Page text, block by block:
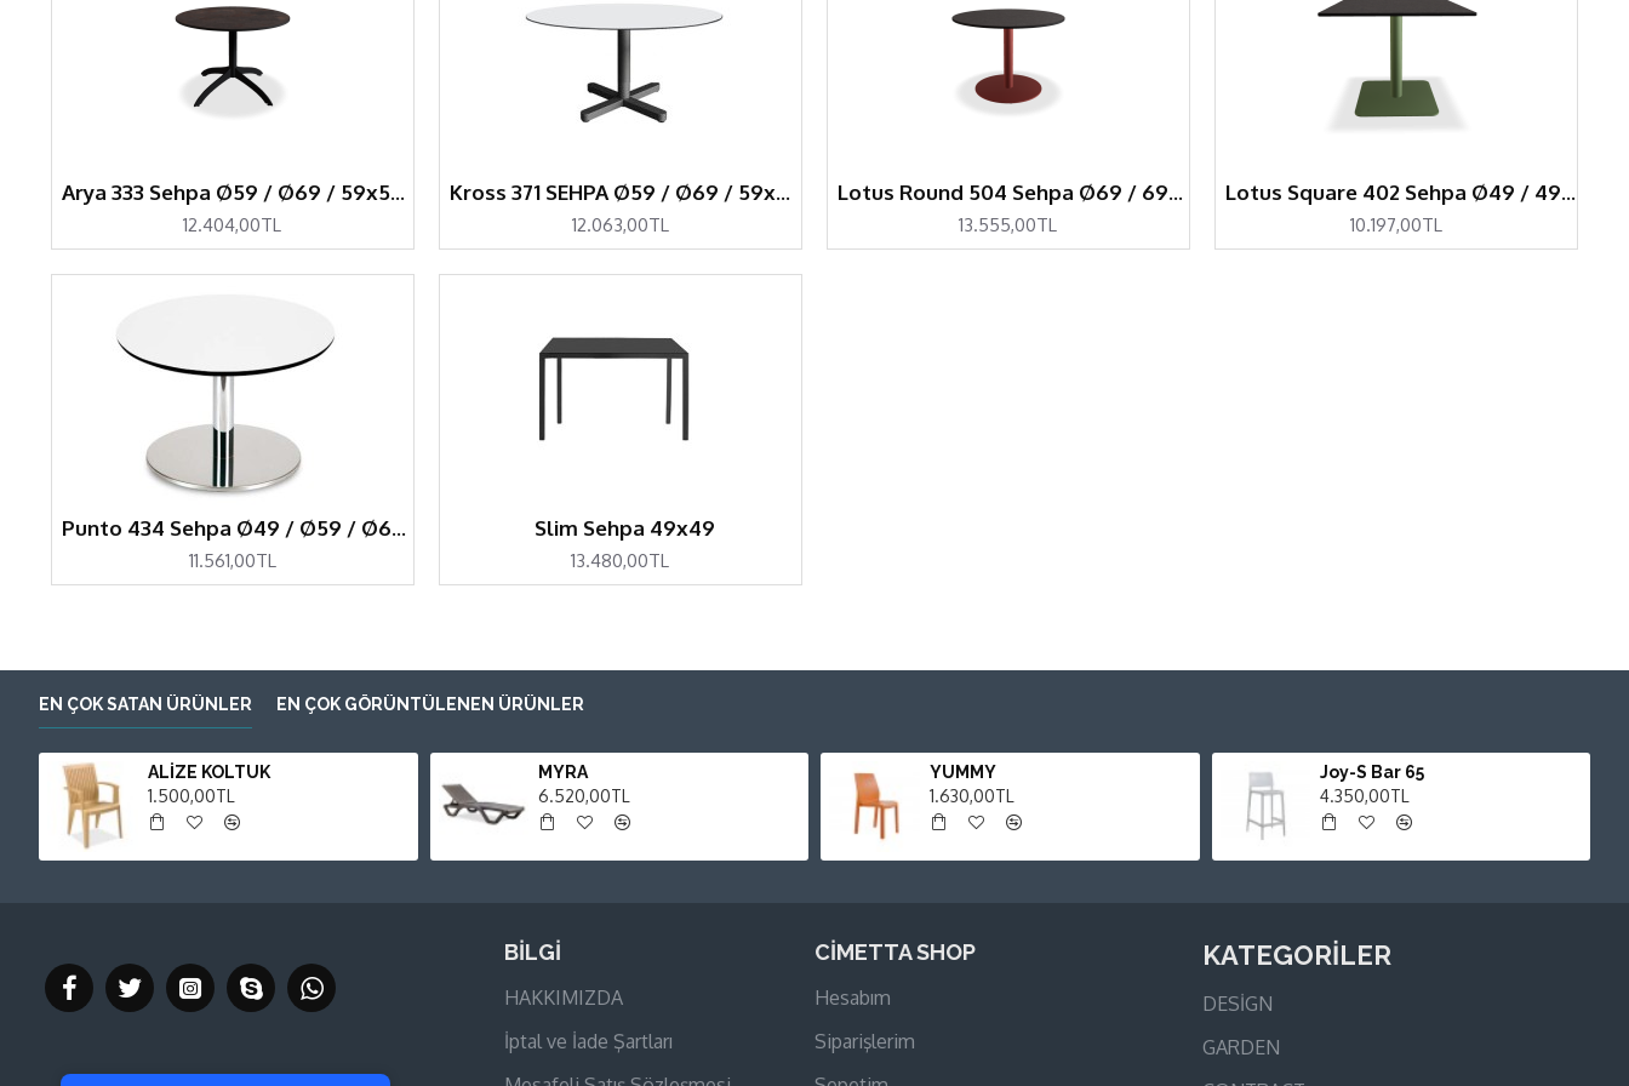
7/24 Canlı Destek
Arya 333 Sehpa Ø59 / Ø69 / 59x59 / 69x69
12.404,00TL
Kross 371 SEHPA Ø59 / Ø69 / 59x59 / 69x69
12.063,00TL
Lotus Round 504 Sehpa Ø69 / 69x69
13.555,00TL
Lotus Square 402 Sehpa Ø49 / 49x49 / Ø59 / Ø69 / 59x59 / 69x69
10.197,00TL
Punto 434 Sehpa Ø49 / Ø59 / Ø69 / 49x49 / 59x59 / 69x69
11.561,00TL
Slim Sehpa 49x49
13.480,00TL
EN ÇOK SATAN ÜRÜNLER EN ÇOK GÖRÜNTÜLENEN ÜRÜNLER
ALİZE KOLTUK
1.500,00TL
MYRA
6.520,00TL
YUMMY
1.630,00TL
Joy-S Bar 65
4.350,00TL
BİLGİ
HAKKIMIZDA
İptal ve İade Şartları
CİMETTA SHOP
Hesabım
Siparişlerim
KATEGORİLER
DESİGN
GARDEN